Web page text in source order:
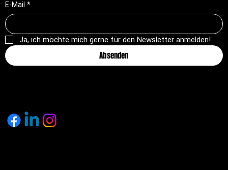
E-Mail *
Ja, ich möchte mich gerne für den Newsletter anmelden!
Absenden